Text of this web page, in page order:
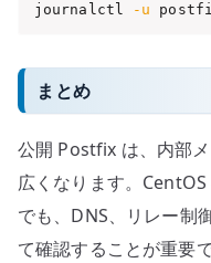
journalctl
-u
まとめ
公開 Postfix は、内部
広くなります。
でも、DNS、リレー制
て確認することが重要で